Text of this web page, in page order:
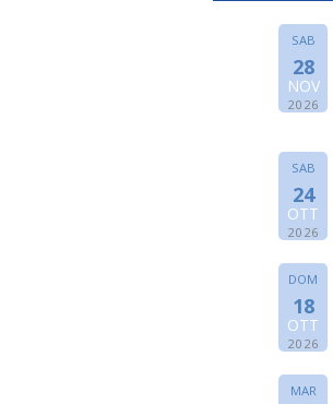
SAB
28
NOV
2026
SAB
24
OTT
2026
DOM
18
OTT
2026
MAR